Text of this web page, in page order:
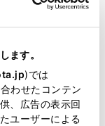
ます。
)では
わせたコンテン
、広告の表示回
ユーザーによる